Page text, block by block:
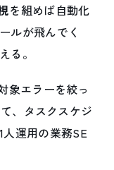
を組めば自動化
ルが飛んでく
る。
象エラーを絞っ
、タスクスケジ
運用の業務SE